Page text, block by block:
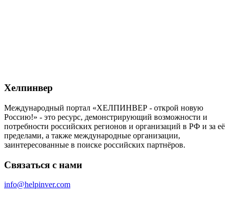
Хелпинвер
Международный портал «ХЕЛПИНВЕР - открой новую
Россию!» - это ресурс, демонстрирующий возможности и
потребности российских регионов и организаций в РФ и за её
пределами, а также международные организации,
заинтересованные в поиске российских партнёров.
Связаться с нами
info@helpinver.com